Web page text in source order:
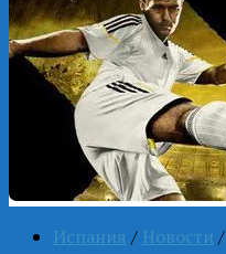
Испания / Новости /